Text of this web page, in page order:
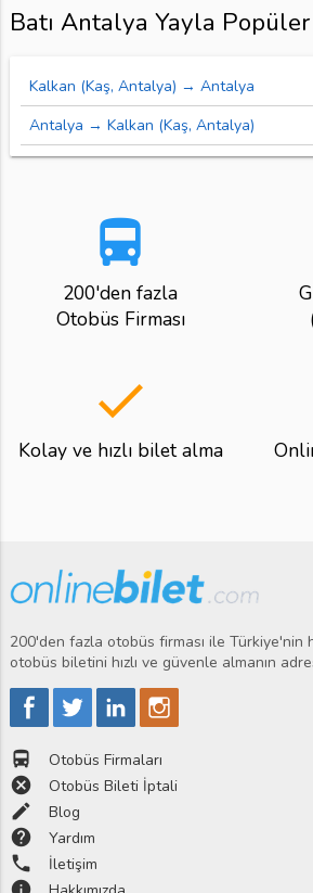
Batı Antalya Yayla Popüler
Kalkan (Kaş, Antalya) → Antalya
Antalya → Kalkan (Kaş, Antalya)
directions_bus
200'den fazla
Otobüs Firması
done
Kolay ve hızlı bilet alma
200'den fazla otobüs firması ile Türkiye'nin
otobüs biletini hızlı ve güvenle almanın
directions_bus Otobüs Firmaları
cancel Otobüs Bileti İptali
edit Blog
help Yardım
phone İletişim